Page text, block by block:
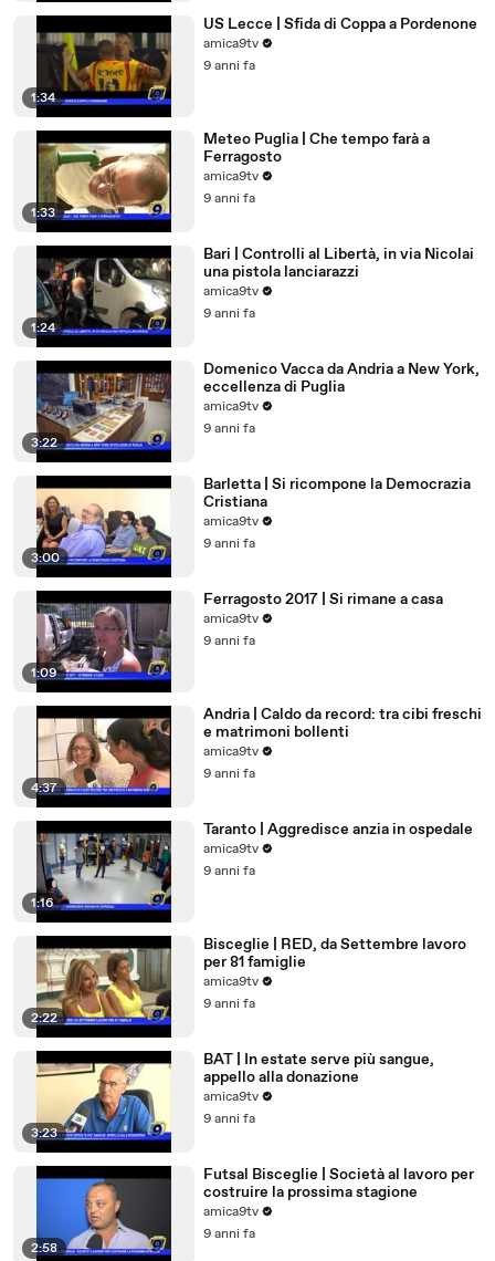
1:34
US Lecce | Sfida di Coppa a Pordenone
amica9tv
9 anni fa
1:33
Meteo Puglia | Che tempo farà a
Ferragosto
amica9tv
9 anni fa
1:24
Bari | Controlli al Libertà, in via Nicolai
una pistola lanciarazzi
amica9tv
9 anni fa
3:22
Domenico Vacca da Andria a New York,
eccellenza di Puglia
amica9tv
9 anni fa
3:00
Barletta | Si ricompone la Democrazia
Cristiana
amica9tv
9 anni fa
1:09
Ferragosto 2017 | Si rimane a casa
amica9tv
9 anni fa
4:37
Andria | Caldo da record: tra cibi freschi
e matrimoni bollenti
amica9tv
9 anni fa
1:16
Taranto | Aggredisce anzia in ospedale
amica9tv
9 anni fa
2:22
Bisceglie | RED, da Settembre lavoro
per 81 famiglie
amica9tv
9 anni fa
3:23
BAT | In estate serve più sangue,
appello alla donazione
amica9tv
9 anni fa
2:58
Futsal Bisceglie | Società al lavoro per
costruire la prossima stagione
amica9tv
9 anni fa